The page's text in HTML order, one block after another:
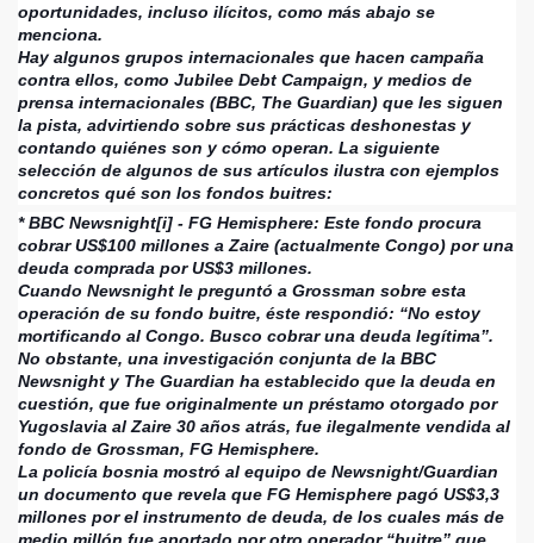
oportunidades, incluso ilícitos, como más abajo se
menciona.
Hay algunos grupos internacionales que hacen campaña
contra ellos, como Jubilee Debt Campaign, y medios de
prensa internacionales (BBC, The Guardian) que les siguen
la pista, advirtiendo sobre sus prácticas deshonestas y
contando quiénes son y cómo operan. La siguiente
selección de algunos de sus artículos ilustra con ejemplos
concretos qué son los fondos buitres:
* BBC Newsnight[i] - FG Hemisphere: Este fondo procura
cobrar US$100 millones a Zaire (actualmente Congo) por una
deuda comprada por US$3 millones.
Cuando Newsnight le preguntó a Grossman sobre esta
operación de su fondo buitre, éste respondió: “No estoy
mortificando al Congo. Busco cobrar una deuda legítima”.
No obstante, una investigación conjunta de la BBC
Newsnight y The Guardian ha establecido que la deuda en
cuestión, que fue originalmente un préstamo otorgado por
Yugoslavia al Zaire 30 años atrás, fue ilegalmente vendida al
fondo de Grossman, FG Hemisphere.
La policía bosnia mostró al equipo de Newsnight/Guardian
un documento que revela que FG Hemisphere pagó US$3,3
millones por el instrumento de deuda, de los cuales más de